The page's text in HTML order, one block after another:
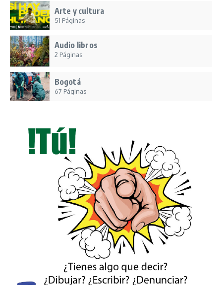
Arte y cultura
51 Páginas
Audio libros
2 Páginas
Bogotá
67 Páginas